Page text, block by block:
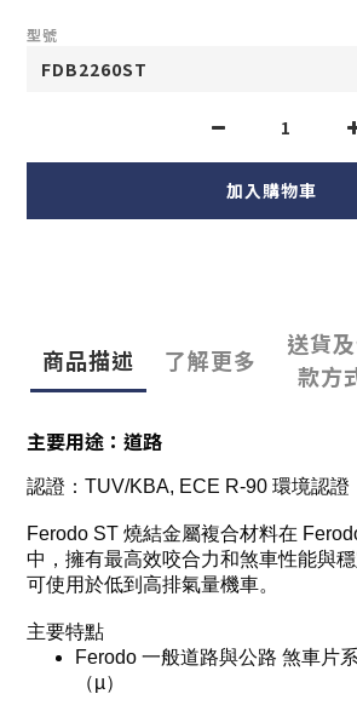
型號
加入購物車
商品描述 了解更多
送貨
款方
主要用途：道路
認證： TUV/KBA, ECE R-90 環境認證
Ferodo ST 燒結金屬複合材料在
中，擁有最高效咬合力和煞車性能與穩
可使用於低到高排氣量機車。
主要特點
Ferodo 一般道路與公路 煞車片
（µ）